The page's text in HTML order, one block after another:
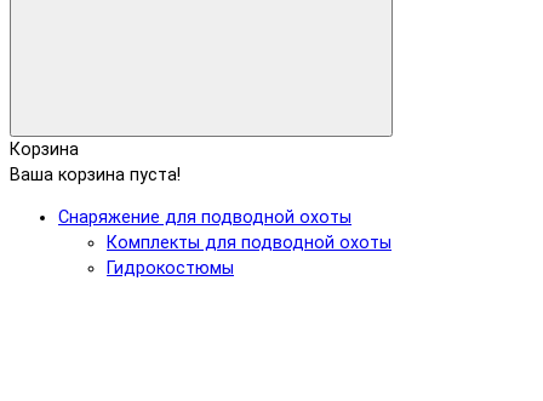
Корзина
Ваша корзина пуста!
Снаряжение для подводной охоты
Комплекты для подводной охоты
Гидрокостюмы